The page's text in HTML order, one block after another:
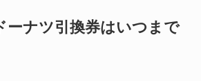
ーナツ引換券はいつまで